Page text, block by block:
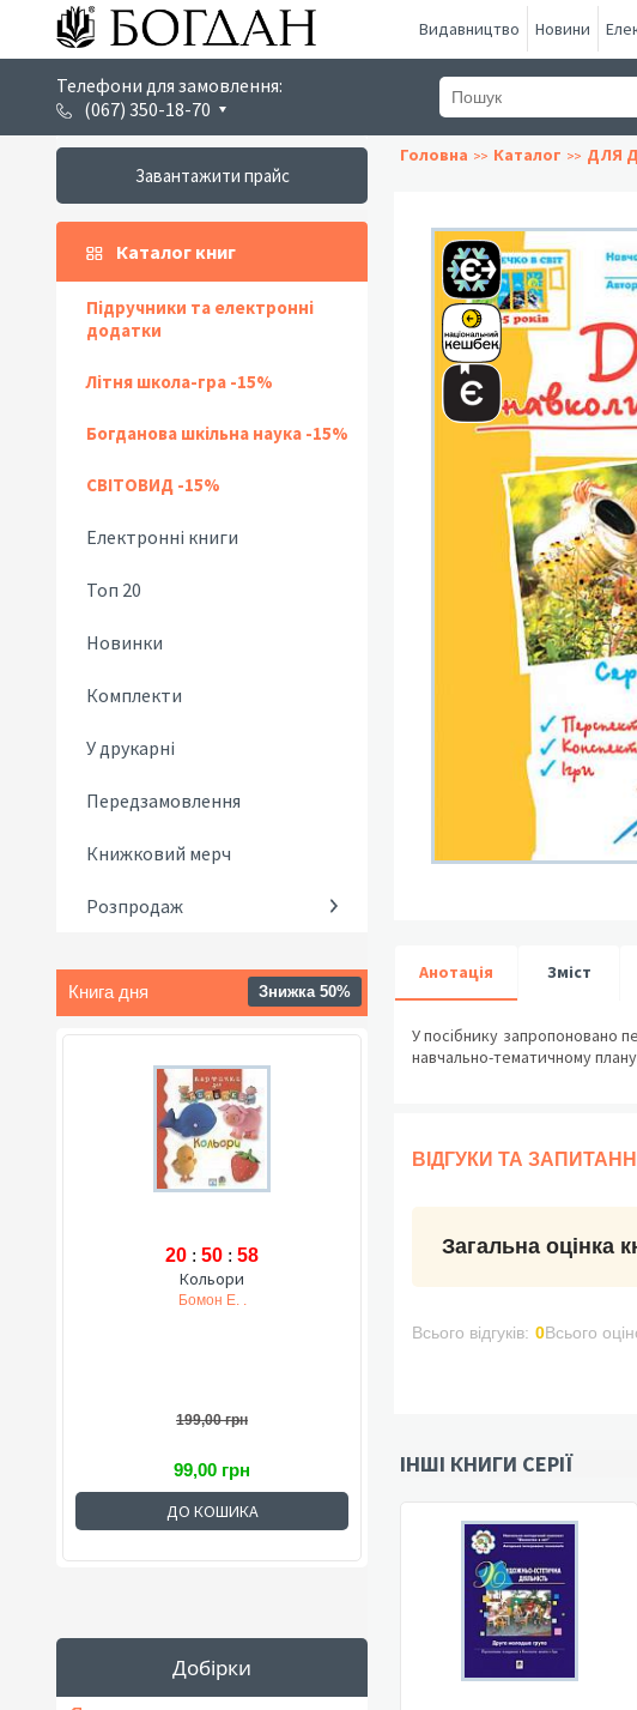
Видавництво Новини
Телефони для замовлення:
(067) 350-18-70
Завантажити прайс
Каталог книг
Підручники та електронні
додатки
Літня школа-гра -15%
Богданова шкільна наука -15%
СВІТОВИД -15%
Електронні книги
Топ 20
Новинки
Комплекти
У друкарні
Передзамовлення
Книжковий мерч
Розпродаж
Книга дня Знижка 50%
20 : 50 : 57
Кольори
Бомон Е. .
199,00 грн
99,00 грн
ДО КОШИКА
Добірки
Головна Каталог ДЛЯ
Анотація Зміст
У посібнику запропоновано
навчально-тематичному
ВІДГУКИ ТА
Загальна оцінка
Всього відгуків: 0Всього
ІНШІ КНИГИ СЕРІЇ